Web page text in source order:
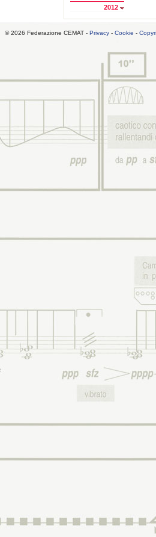
2012
© 2026 Federazione CEMAT - Privacy- Cookie -